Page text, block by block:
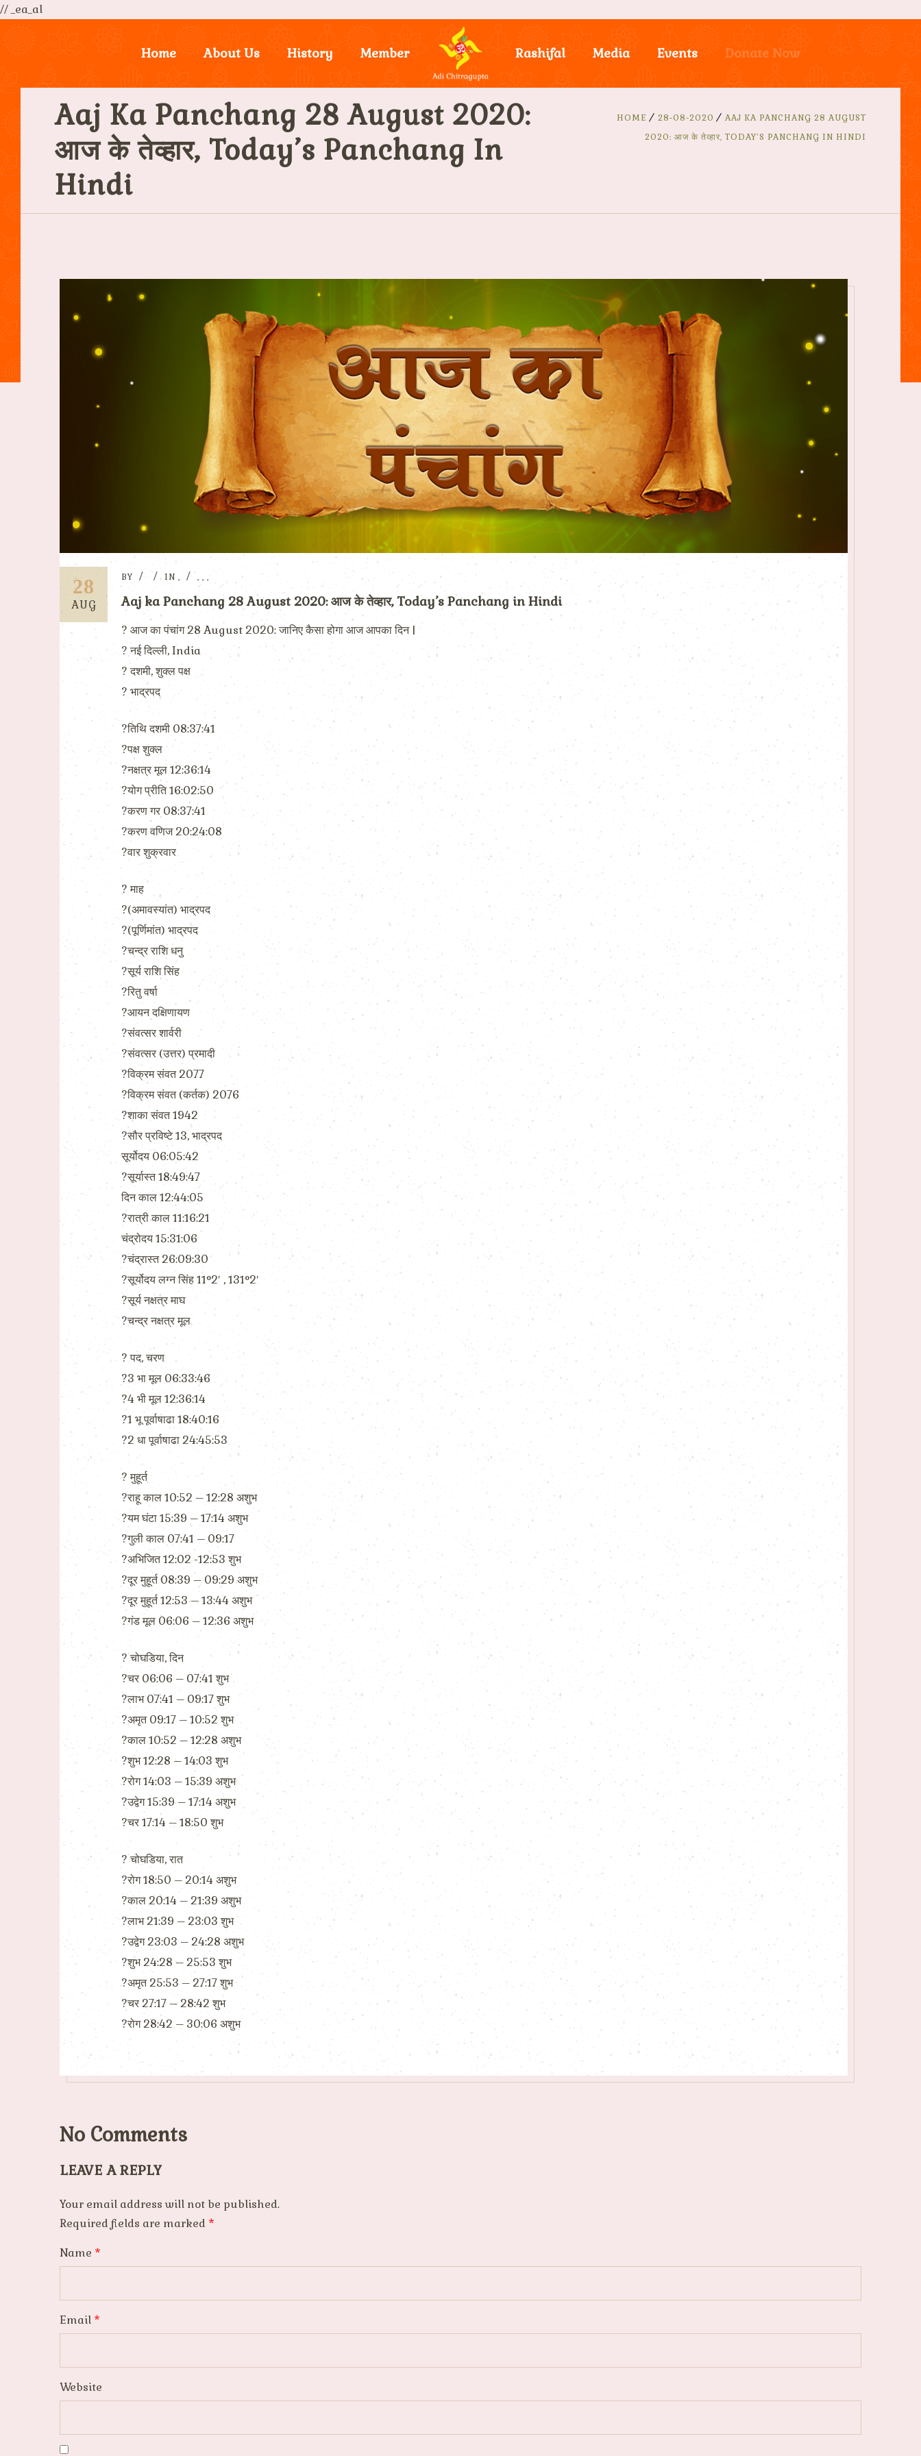
// _ea_al
Home About Us History Member Rashifal Media Events Donate Now
Aaj Ka Panchang 28 August 2020:
आज के तेव्हार, Today’s Panchang In
Hindi
HOME 28-08-2020
AAJ KA PANCHANG 28 AUGUST
2020: आज के तेव्हार, TODAY’S PANCHANG IN HINDI
28
AUG
BY IN , , , ,
Aaj ka Panchang 28 August 2020: आज के तेव्हार, Today’s Panchang in Hindi
? आज का पंचांग 28 August 2020: जानिए कैसा होगा आज आपका दिन |
?️ नई दिल्ली, India
?️ दशमी, शुक्ल पक्ष
?️ भाद्रपद
?तिथि दशमी 08:37:41
?पक्ष शुक्ल
?नक्षत्र मूल 12:36:14
?योग प्रीति 16:02:50
?करण गर 08:37:41
?करण वणिज 20:24:08
?वार शुक्रवार
?️ माह
?(अमावस्यांत) भाद्रपद
?(पूर्णिमांत) भाद्रपद
?चन्द्र राशि धनु
?सूर्य राशि सिंह
?रितु वर्षा
?आयन दक्षिणायण
?संवत्सर शार्वरी
?संवत्सर (उत्तर) प्रमादी
?विक्रम संवत 2077
?विक्रम संवत (कर्तक) 2076
?शाका संवत 1942
?सौर प्रविष्टे 13, भाद्रपद
सूर्योदय 06:05:42
?सूर्यास्त 18:49:47
दिन काल 12:44:05
?रात्री काल 11:16:21
चंद्रोदय 15:31:06
?चंद्रास्त 26:09:30
?सूर्योदय लग्न सिंह 11°2′ , 131°2′
?सूर्य नक्षत्र माघ
?चन्द्र नक्षत्र मूल
?️ पद, चरण
?3 भा मूल 06:33:46
?4 भी मूल 12:36:14
?1 भू पूर्वाषाढा 18:40:16
?2 धा पूर्वाषाढा 24:45:53
?️ मुहूर्त
?राहू काल 10:52 – 12:28 अशुभ
?यम घंटा 15:39 – 17:14 अशुभ
?गुली काल 07:41 – 09:17
?अभिजित 12:02 -12:53 शुभ
?दूर मुहूर्त 08:39 – 09:29 अशुभ
?दूर मुहूर्त 12:53 – 13:44 अशुभ
?गंड मूल 06:06 – 12:36 अशुभ
?️ चोघडिया, दिन
?चर 06:06 – 07:41 शुभ
?लाभ 07:41 – 09:17 शुभ
?अमृत 09:17 – 10:52 शुभ
?काल 10:52 – 12:28 अशुभ
?शुभ 12:28 – 14:03 शुभ
?रोग 14:03 – 15:39 अशुभ
?उद्वेग 15:39 – 17:14 अशुभ
?चर 17:14 – 18:50 शुभ
?️ चोघडिया, रात
?रोग 18:50 – 20:14 अशुभ
?काल 20:14 – 21:39 अशुभ
?लाभ 21:39 – 23:03 शुभ
?उद्वेग 23:03 – 24:28 अशुभ
?शुभ 24:28 – 25:53 शुभ
?अमृत 25:53 – 27:17 शुभ
?चर 27:17 – 28:42 शुभ
?रोग 28:42 – 30:06 अशुभ
No Comments
LEAVE A REPLY
Your email address will not be published.
Required fields are marked *
Name *
Email *
Website